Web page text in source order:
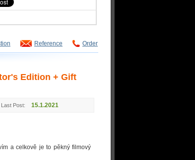
Reference Order
Edition + Gift
Last Post: 15.1.2021
a celkově je to pěkný filmový